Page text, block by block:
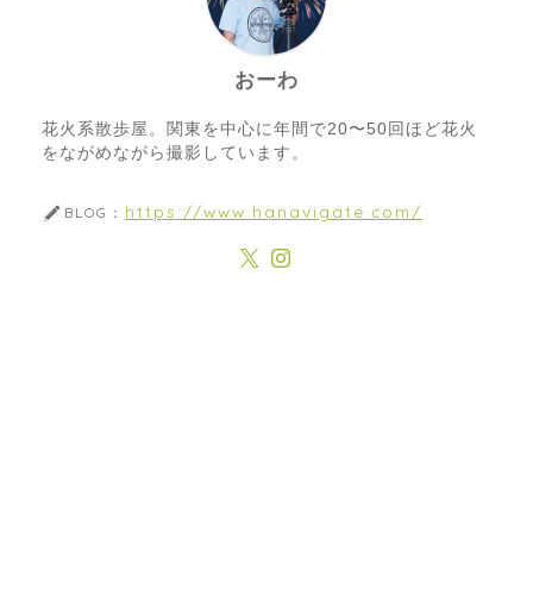
おーわ
花火系散歩屋。関東を中心に年間で20〜50回ほど花火
をながめながら撮影しています。
BLOG： https://www.hanavigate.com/